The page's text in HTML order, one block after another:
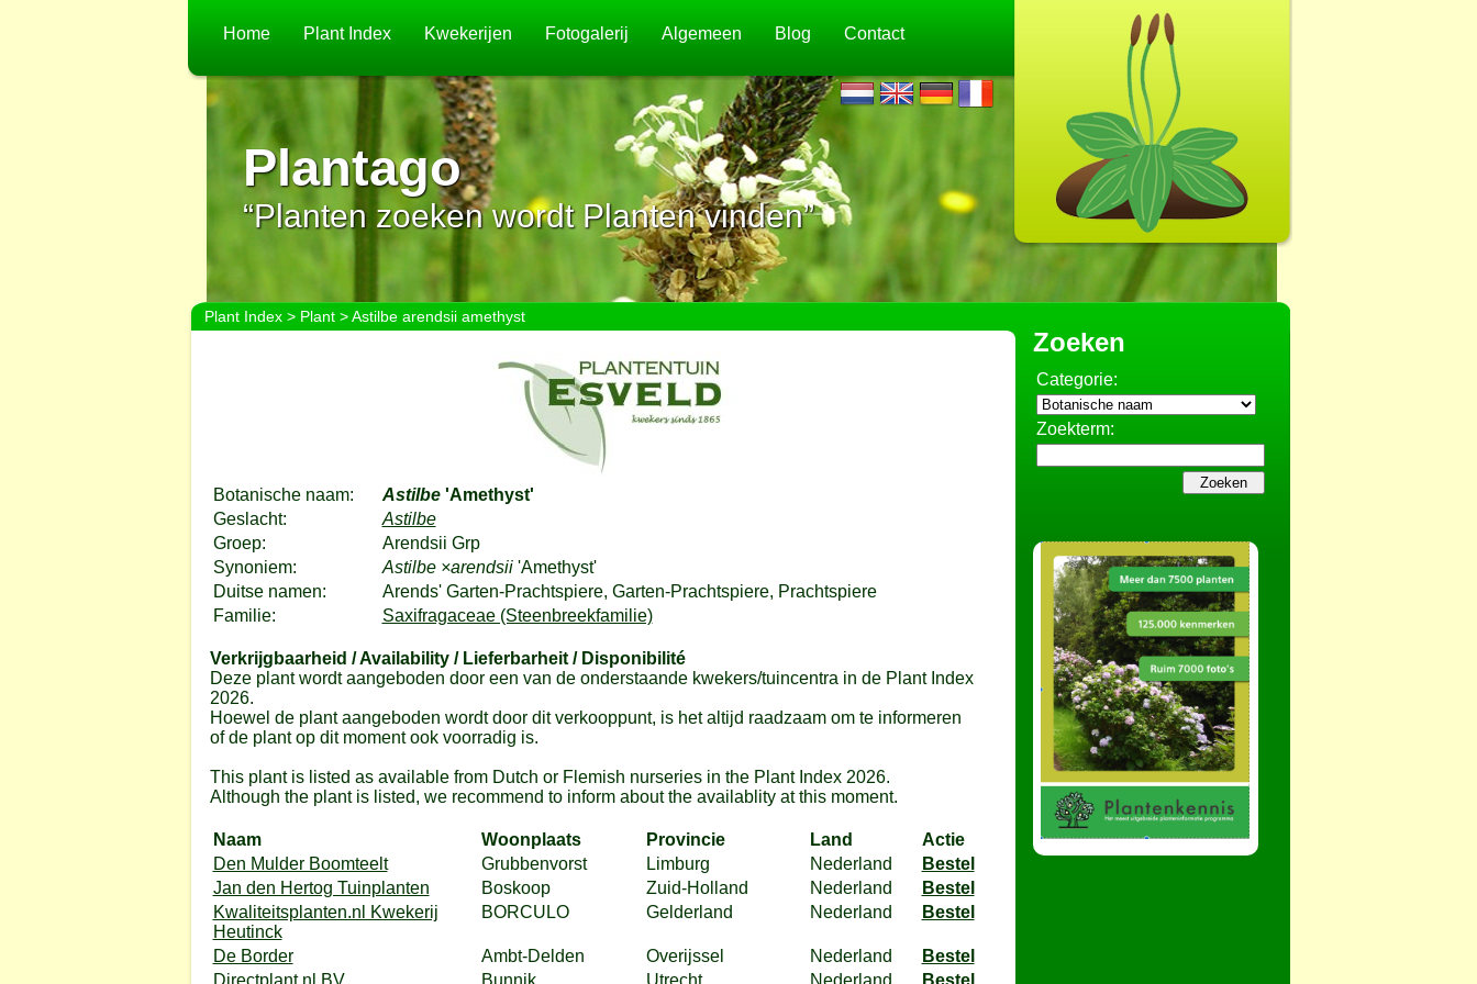
Home Plant Index Kwekerijen Fotogalerij Algemeen Blog Contact
Plantago
“Planten zoeken wordt Planten vinden”
Plant Index> Plant> Astilbe arendsii amethyst
Botanische naam: Astilbe'Amethyst'
Geslacht:
Astilbe
Groep:
Arendsii Grp
Synoniem:
Astilbe ×arendsii 'Amethyst'
Duitse namen:
Arends' Garten-Prachtspiere, Garten-Prachtspiere, Prachtspiere
Familie:
Saxifragaceae (Steenbreekfamilie)
Verkrijgbaarheid / Availability / Lieferbarheit / Disponibilité
Deze plant wordt aangeboden door een van de onderstaande kwekers/tuincentra in de Plant Index
2026.
Hoewel de plant aangeboden wordt door dit verkooppunt, is het altijd raadzaam om te informeren
of de plant op dit moment ook voorradig is.
This plant is listed as available from Dutch or Flemish nurseries in the Plant Index 2026.
Although the plant is listed, we recommend to inform about the availablity at this moment.
Naam Woonplaats Provincie Land
Actie
Den Mulder Boomteelt
Grubbenvorst Limburg Nederland
Bestel
Jan den Hertog Tuinplanten
Boskoop Zuid-Holland Nederland
Bestel
Kwaliteitsplanten.nl Kwekerij
Heutinck
BORCULO Gelderland Nederland Bestel
De Border Ambt-Delden Overijssel Nederland
Bestel
Directplant.nl BV
Bunnik Utrecht Nederland Bestel
Zoeken
Categorie:
Zoekterm: